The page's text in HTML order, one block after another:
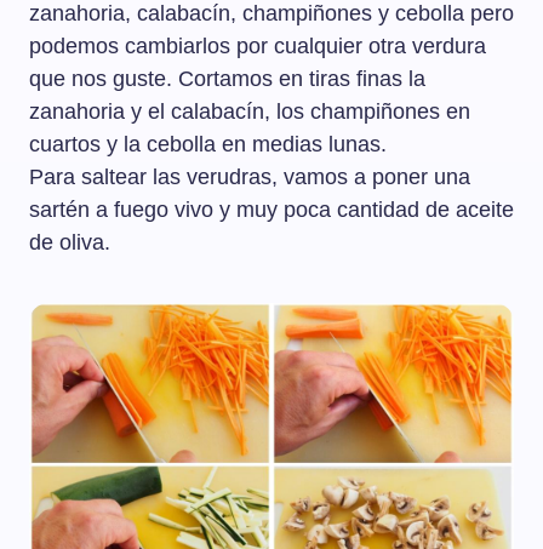
zanahoria, calabacín, champiñones y cebolla pero
podemos cambiarlos por cualquier otra verdura
que nos guste. Cortamos en tiras finas la
zanahoria y el calabacín, los champiñones en
cuartos y la cebolla en medias lunas.
Para saltear las verudras, vamos a poner una
sartén a fuego vivo y muy poca cantidad de aceite
de oliva.